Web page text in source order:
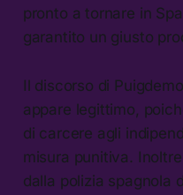
pronto a tornare in
garantito un giusto
Il discorso di
appare legittimo,
di carcere agli
misura punitiva.
dalla polizia spagnola